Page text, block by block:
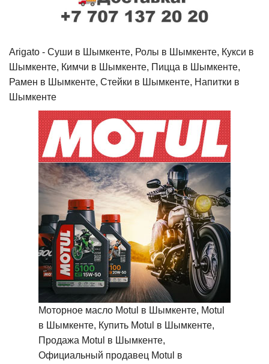
Arigato - Cуши в Шымкенте, Ролы в Шымкенте, Кукси в
Шымкенте, Кимчи в Шымкенте, Пицца в Шымкенте,
Рамен в Шымкенте, Стейки в Шымкенте, Напитки в
Шымкенте
Моторное масло Motul в Шымкенте, Motul
в Шымкенте, Купить Motul в Шымкенте,
Продажа Motul в Шымкенте,
Официальный продавец Motul в